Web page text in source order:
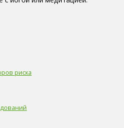
риска